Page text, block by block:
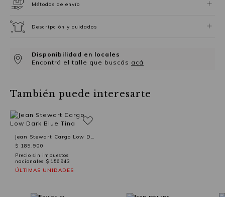
Métodos de envío
Descripción y cuidados
Disponibilidad en locales
Encontrá el talle que buscás acá
También puede interesarte
$ 189,900
Precio sin impuestos
nacionales: $ 156,943
ÚLTIMAS UNIDADES